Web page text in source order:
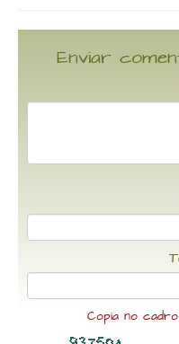
Enviar
Copia no